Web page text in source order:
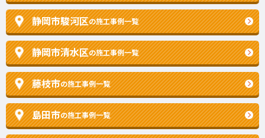
静岡市駿河区の施工事例一覧
静岡市清水区の施工事例一覧
藤枝市の施工事例一覧
島田市の施工事例一覧